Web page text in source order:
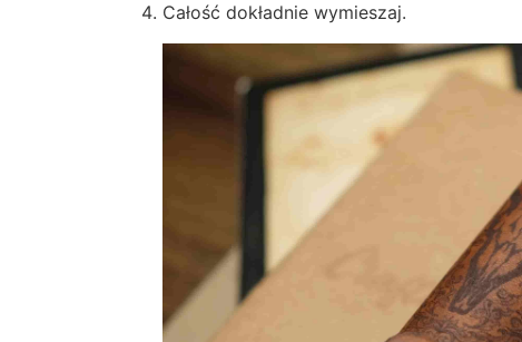
Całość dokładnie wymieszaj.